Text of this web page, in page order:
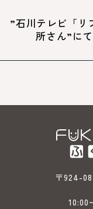
”石川テレビ「リ
所さん”に
〒924-